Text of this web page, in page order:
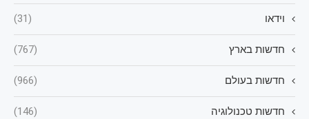
וידאו (31)
חדשות בארץ (767)
חדשות בעולם (966)
חדשות טכנולוגיה (146)